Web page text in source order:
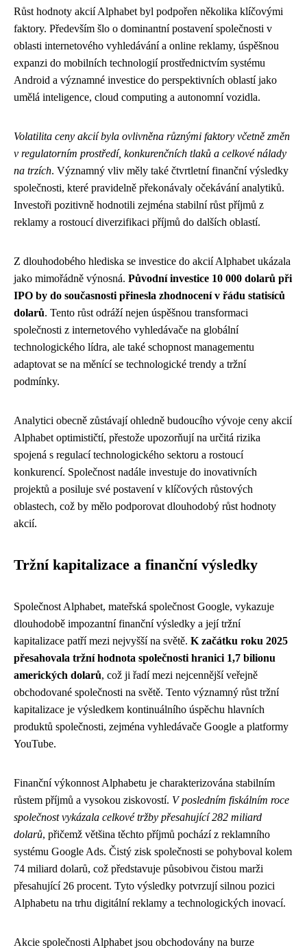
Růst hodnoty akcií Alphabet byl podpořen několika klíčovými
faktory. Především šlo o dominantní postavení společnosti v
oblasti internetového vyhledávání a online reklamy, úspěšnou
expanzi do mobilních technologií prostřednictvím systému
Android a významné investice do perspektivních oblastí jako
umělá inteligence, cloud computing a autonomní vozidla.
Volatilita ceny akcií byla ovlivněna různými faktory včetně změn
v regulatorním prostředí, konkurenčních tlaků a celkové nálady
na trzích. Významný vliv měly také čtvrtletní finanční výsledky
společnosti, které pravidelně překonávaly očekávání analytiků.
Investoři pozitivně hodnotili zejména stabilní růst příjmů z
reklamy a rostoucí diverzifikaci příjmů do dalších oblastí.
Z dlouhodobého hlediska se investice do akcií Alphabet ukázala
jako mimořádně výnosná. Původní investice 10 000 dolarů při
IPO by do současnosti přinesla zhodnocení v řádu statisíců
dolarů. Tento růst odráží nejen úspěšnou transformaci
společnosti z internetového vyhledávače na globální
technologického lídra, ale také schopnost managementu
adaptovat se na měnící se technologické trendy a tržní
podmínky.
Analytici obecně zůstávají ohledně budoucího vývoje ceny akcií
Alphabet optimističtí, přestože upozorňují na určitá rizika
spojená s regulací technologického sektoru a rostoucí
konkurencí. Společnost nadále investuje do inovativních
projektů a posiluje své postavení v klíčových růstových
oblastech, což by mělo podporovat dlouhodobý růst hodnoty
akcií.
Tržní kapitalizace a finanční výsledky
Společnost Alphabet, mateřská společnost Google, vykazuje
dlouhodobě impozantní finanční výsledky a její tržní
kapitalizace patří mezi nejvyšší na světě. K začátku roku 2025
přesahovala tržní hodnota společnosti hranici 1,7 bilionu
amerických dolarů, což ji řadí mezi nejcennější veřejně
obchodované společnosti na světě. Tento významný růst tržní
kapitalizace je výsledkem kontinuálního úspěchu hlavních
produktů společnosti, zejména vyhledávače Google a platformy
YouTube.
Finanční výkonnost Alphabetu je charakterizována stabilním
růstem příjmů a vysokou ziskovostí. V posledním fiskálním roce
společnost vykázala celkové tržby přesahující 282 miliard
dolarů, přičemž většina těchto příjmů pochází z reklamního
systému Google Ads. Čistý zisk společnosti se pohyboval kolem
74 miliard dolarů, což představuje působivou čistou marži
přesahující 26 procent. Tyto výsledky potvrzují silnou pozici
Alphabetu na trhu digitální reklamy a technologických inovací.
Akcie společnosti Alphabet jsou obchodovány na burze